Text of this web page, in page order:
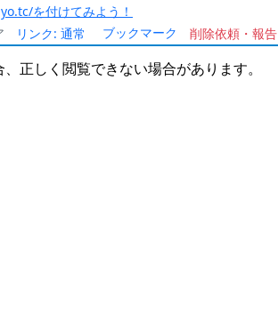
を付けてみよう！
リンク: 通常 ブックマーク 削除依頼・報告